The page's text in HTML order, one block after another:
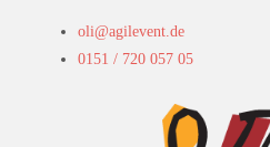
oli@agilevent.de
0151 / 720 057 05